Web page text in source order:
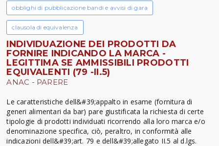
obblighi di pubblicazione bandi e avvisi di gara
clausola di equivalenza
INDIVIDUAZIONE DEI PRODOTTI DA
FORNIRE INDICANDO LA MARCA -
LEGITTIMA SE AMMISSIBILI PRODOTTI
EQUIVALENTI (79 -II.5)
ANAC - PARERE
Le caratteristiche dell&#39;appalto in esame (fornitura di
generi alimentari da bar) pare giustificata la richiesta di certe
tipologie di prodotti individuati ricorrendo alla loro marca e/o
denominazione specifica, ciò, peraltro, in conformità alle
indicazioni dell&#39;art. 79 e dell&#39;allegato II.5 al d.lgs.